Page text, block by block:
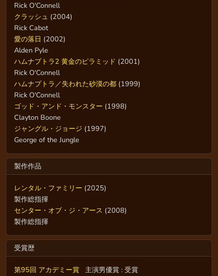
Rick O'Connell
クラッシュ (2004)
Rick Cabot
愛の落日 (2002)
Alden Pyle
ハムナプトラ2 黄金のピラミッド (2001)
Rick O'Connell
ハムナプトラ／失われた砂漠の都 (1999)
Rick O'Connell
ゴッド・アンド・モンスター (1998)
Clayton Boone
ジャングル・ジョージ (1997)
George of the Jungle
製作作品
レンタル・ファミリー (2025)
製作総指揮
センター・オブ・ジ・アース (2008)
製作総指揮
受賞歴
第95回 アカデミー賞 主演男優賞 : 受賞